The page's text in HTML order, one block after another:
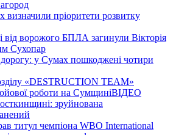
пріоритети розвитку
від ворожого БПЛА загинули Вікторія
Сухопар
у Сумах пошкоджені чотири
«DESTRUCTION TEAM»
роботи на СумщиніВІДЕО
зруйнована
титул чемпіона WBO International